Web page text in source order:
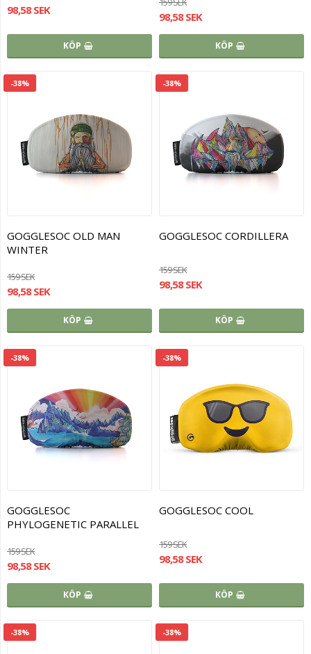
98,58 SEK
KÖP
98,58 SEK
KÖP
-38%
GOGGLESOC OLD MAN
WINTER
159 SEK
98,58 SEK
KÖP
-38%
GOGGLESOC CORDILLERA
159 SEK
98,58 SEK
KÖP
-38%
GOGGLESOC
PHYLOGENETIC PARALLEL
159 SEK
98,58 SEK
KÖP
-38%
GOGGLESOC COOL
159 SEK
98,58 SEK
KÖP
-38% -38%